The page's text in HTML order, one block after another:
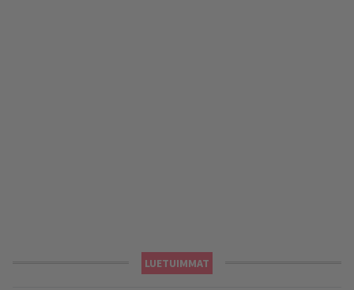
LUETUIMMAT